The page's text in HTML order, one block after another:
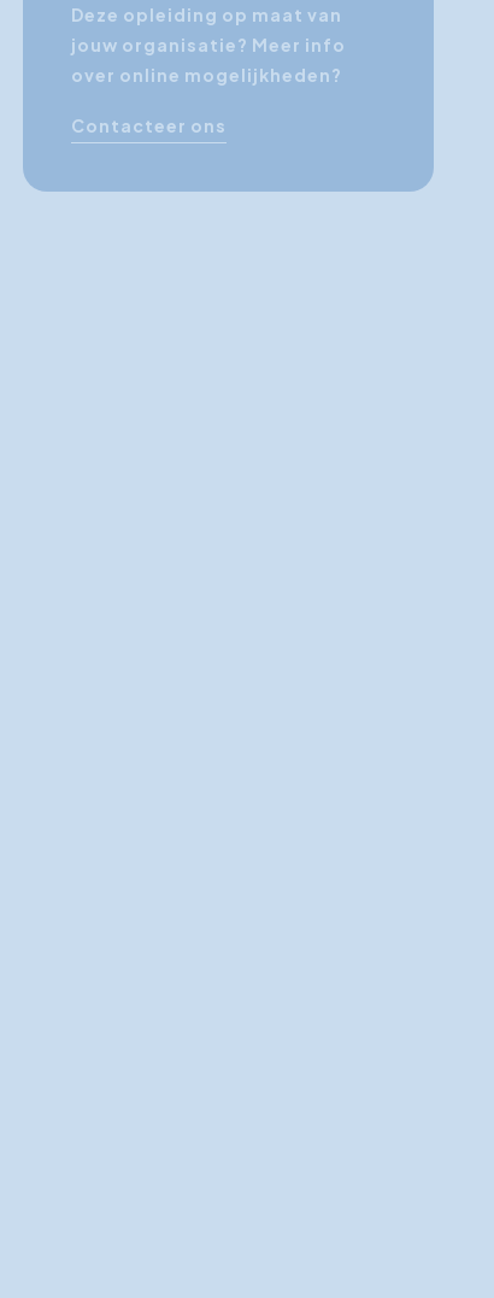
Deze opleiding op maat van
jouw organisatie? Meer info
over online mogelijkheden?
Contacteer ons